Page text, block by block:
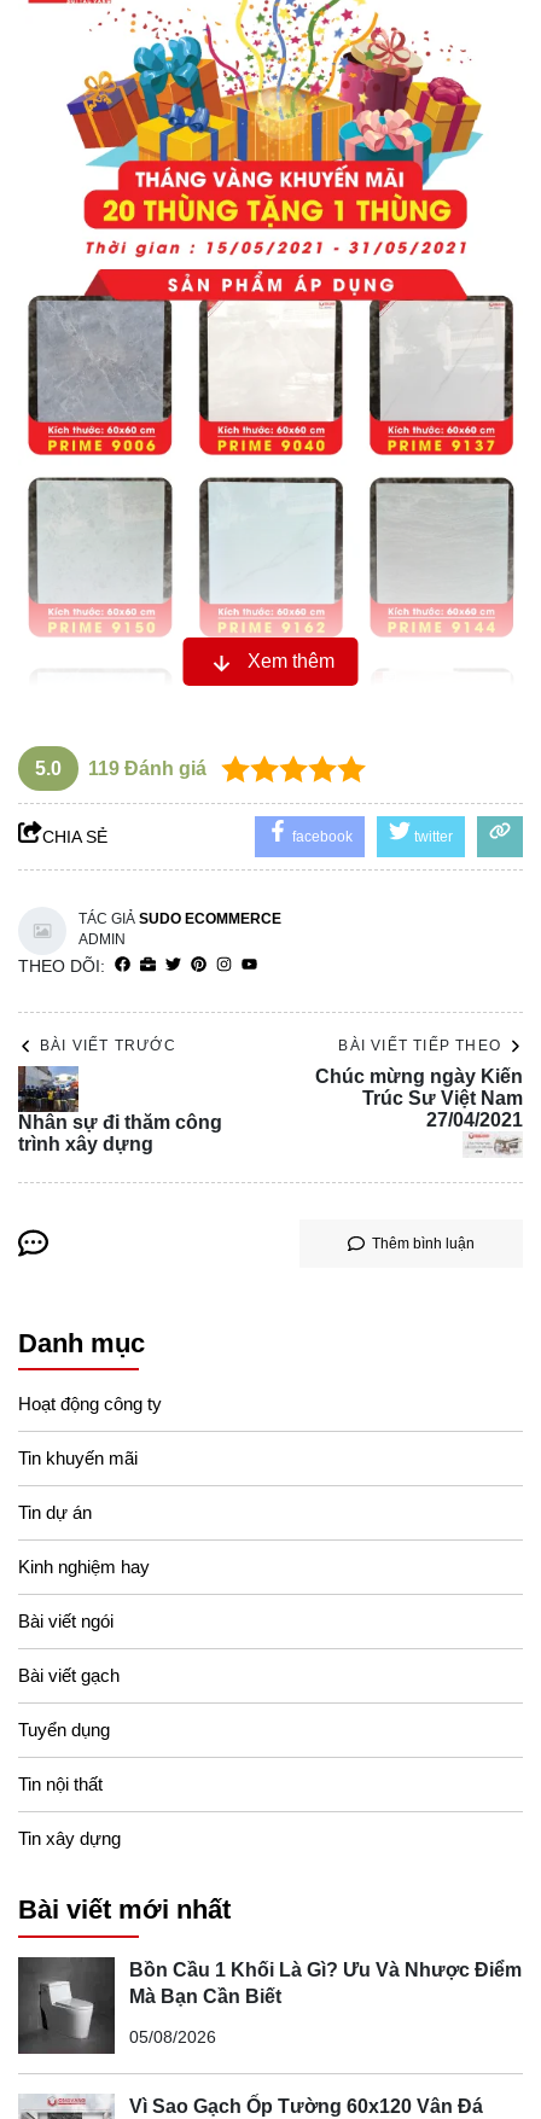
Xem thêm
5.0 119 Đánh giá
CHIA SẺ facebook twitter
TÁC GIẢ SUDO ECOMMERCE
ADMIN
THEO DÕI:
BÀI VIẾT TRƯỚC
Nhân sự đi thăm công
trình xây dựng
BÀI VIẾT TIẾP THEO
Chúc mừng ngày Kiến
Trúc Sư Việt Nam
27/04/2021
Thêm bình luận
Danh mục
Hoạt động công ty
Tin khuyến mãi
Tin dự án
Kinh nghiệm hay
Bài viết ngói
Bài viết gạch
Tuyển dụng
Tin nội thất
Tin xây dựng
Bài viết mới nhất
Bồn Cầu 1 Khối Là Gì? Ưu Và Nhược Điểm
Mà Bạn Cần Biết
05/08/2026
Vì Sao Gạch Ốp Tường 60x120 Vân Đá